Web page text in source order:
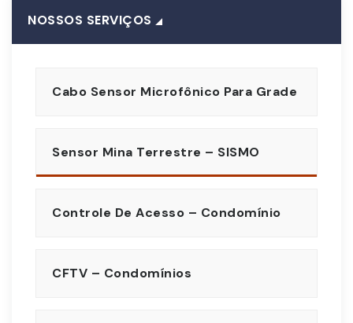
NOSSOS SERVIÇOS
Cabo Sensor Microfônico Para Grade
Sensor Mina Terrestre – SISMO
Controle De Acesso – Condomínio
CFTV – Condomínios